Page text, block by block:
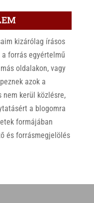
kizárólag írásos
forrás egyértelmű
oldalakon, vagy
azok a
kerül közlésre,
a blogomra
formájában
és forrásmegjelölés